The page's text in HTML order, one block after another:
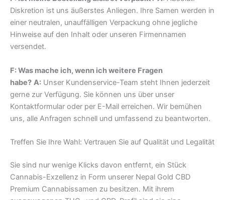
Diskretion ist uns äußerstes Anliegen. Ihre Samen werden in
einer neutralen, unauffälligen Verpackung ohne jegliche
Hinweise auf den Inhalt oder unseren Firmennamen
versendet.
F: Was mache ich, wenn ich weitere Fragen
habe? A: Unser Kundenservice-Team steht Ihnen jederzeit
gerne zur Verfügung. Sie können uns über unser
Kontaktformular oder per E-Mail erreichen. Wir bemühen
uns, alle Anfragen schnell und umfassend zu beantworten.
Treffen Sie Ihre Wahl: Vertrauen Sie auf Qualität und Legalität
Sie sind nur wenige Klicks davon entfernt, ein Stück
Cannabis-Exzellenz in Form unserer Nepal Gold CBD
Premium Cannabissamen zu besitzen. Mit ihrem